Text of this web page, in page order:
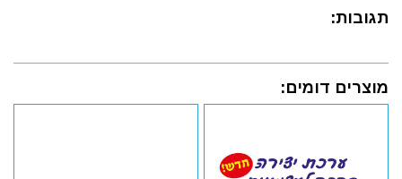
תגובות:
מוצרים דומים: